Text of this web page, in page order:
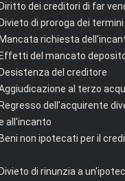
dei creditori di far
di proroga dei termini
richiesta
del mancato
del creditore
al terzo
dell'acquirente
all'incanto
non ipotecati per il
di rinunzia a